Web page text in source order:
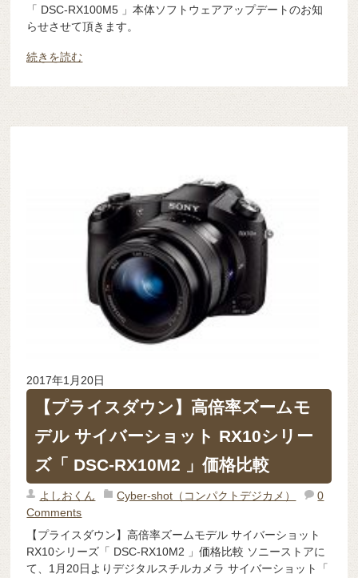
「 DSC-RX100M5 」本体ソフトウェアアップデートのお知
らせさせて頂きます。
続きを読む
2017年1月20日
【プライスダウン】高倍率ズームモ
デル サイバーショット RX10シリー
ズ「 DSC-RX10M2 」価格比較
よしおくん Cyber-shot（コンパクトデジカメ）
0
Comments
【プライスダウン】高倍率ズームモデル サイバーショット
RX10シリーズ「 DSC-RX10M2 」価格比較 ソニーストアに
て、1月20日よりデジタルスチルカメラ サイバーショット「